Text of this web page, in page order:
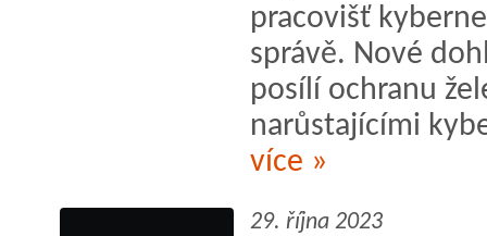
pracovišť
správě. Nové
posílí ochranu
narůstajícími
více »
29. října 2023